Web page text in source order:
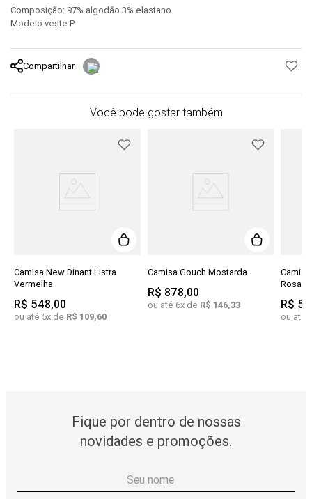
Composição: 97% algodão 3% elastano
Modelo veste P
Compartilhar
Você pode gostar também
Camisa New Dinant Listra
Vermelha
R$ 548,00
ou até 5x de R$ 109,60
Camisa Gouch Mostarda
R$ 878,00
ou até 6x de R$ 146,33
Rosa
R$
ou até
Fique por dentro de nossas
novidades e promoções.